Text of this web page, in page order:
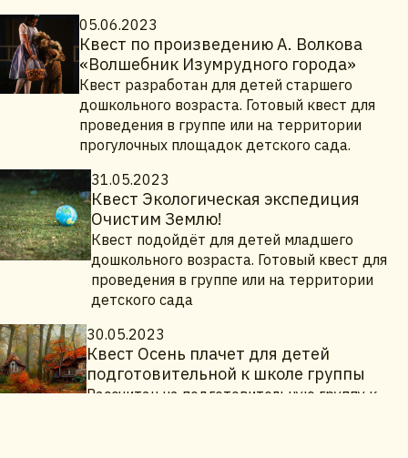
05.06.2023
Квест по произведению А. Волкова
«Волшебник Изумрудного города»
Квест разработан для детей старшего
дошкольного возраста. Готовый квест для
проведения в группе или на территории
прогулочных площадок детского сада.
31.05.2023
Квест Экологическая экспедиция
Очистим Землю!
Квест подойдёт для детей младшего
дошкольного возраста. Готовый квест для
проведения в группе или на территории
детского сада
30.05.2023
Квест Осень плачет для детей
подготовительной к школе группы
Рассчитан на подготовительную группу к